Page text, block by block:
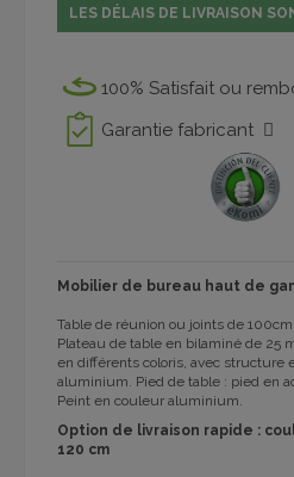
LES DÉLAIS DE LIVRAISON
100% Satisfait ou
Garantie fabricant
Mobilier de bureau haut de
Table de réunion ou joints de
Plateau de table en bilaminé de 25
en différents coloris, avec structure
aluminium. Pied de table : pied en
Peint en couleur aluminium.
Option de livraison rapide :
120 cm